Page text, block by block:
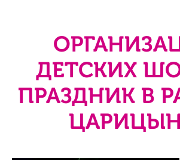
ДЕТСКИХ
ПРАЗДНИК В